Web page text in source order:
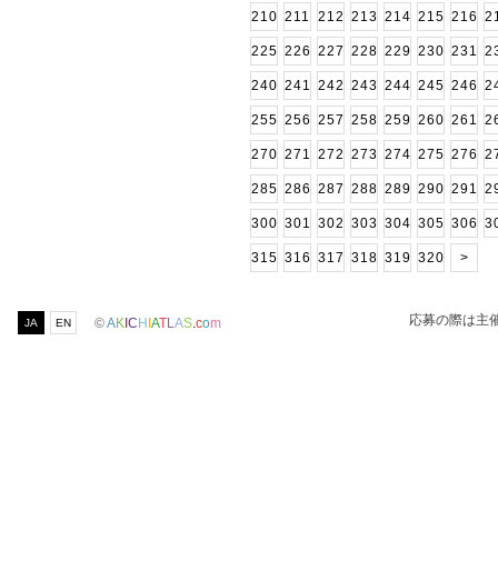
210 211 212 213 214 215 216
225 226 227 228 229 230 231
240 241 242 243 244 245 246
255 256 257 258 259 260 261
270 271 272 273 274 275 276
285 286 287 288 289 290 291
300 301 302 303 304 305 306
315 316 317 318 319 320 >
JA EN ©AK C H ATLAS.com 応募の際は主